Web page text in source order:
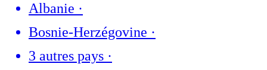
Albanie ·
Bosnie-Herzégovine ·
3 autres pays ·